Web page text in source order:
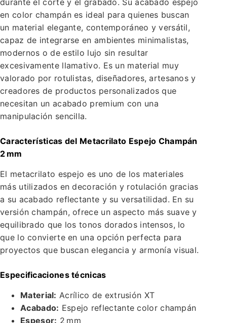
durante el corte y el grabado. Su acabado espejo
en color champán es ideal para quienes buscan
un material elegante, contemporáneo y versátil,
capaz de integrarse en ambientes minimalistas,
modernos o de estilo lujo sin resultar
excesivamente llamativo. Es un material muy
valorado por rotulistas, diseñadores, artesanos y
creadores de productos personalizados que
necesitan un acabado premium con una
manipulación sencilla.
Características del Metacrilato Espejo Champán
2 mm
El metacrilato espejo es uno de los materiales
más utilizados en decoración y rotulación gracias
a su acabado reflectante y su versatilidad. En su
versión champán, ofrece un aspecto más suave y
equilibrado que los tonos dorados intensos, lo
que lo convierte en una opción perfecta para
proyectos que buscan elegancia y armonía visual.
Especificaciones técnicas
Material: Acrílico de extrusión XT
Acabado: Espejo reflectante color champán
Espesor: 2 mm